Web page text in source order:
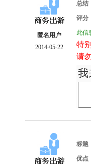
匿名用户
2014-05-22
总结
评分
此信
特
请
我
标题
优点